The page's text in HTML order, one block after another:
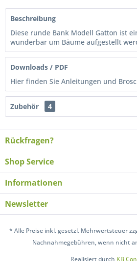
Beschreibung
Diese runde Bank Modell Gatton ist
wunderbar um Bäume aufgestellt
Downloads / PDF
Hier finden Sie Anleitungen und
Zubehör 4
Rückfragen?
Shop Service
Informationen
Newsletter
* Alle Preise inkl. gesetzl. Mehrwertsteuer
Nachnahmegebühren, wenn nicht
Realisiert durch KB